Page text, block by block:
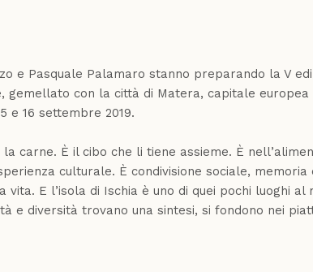
e Pasquale Palamaro stanno preparando la V
gemellato con la città di Matera, capitale
e 16 settembre 2019.
carne. È il cibo che li tiene assieme. È
culturale. È condivisione sociale,
E l’isola di Ischia è uno di quei pochi luoghi
e diversità trovano una sintesi, si fondono nei